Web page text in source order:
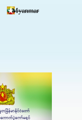
Myanmar